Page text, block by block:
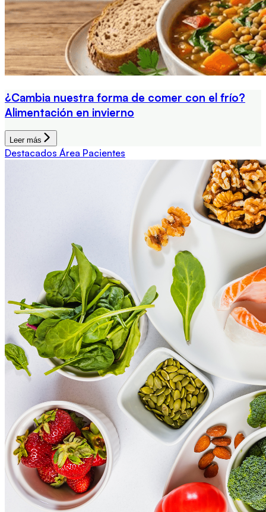
¿Cambia nuestra forma de comer con el frío?
Alimentación en invierno
Leer más
Destacados Área Pacientes